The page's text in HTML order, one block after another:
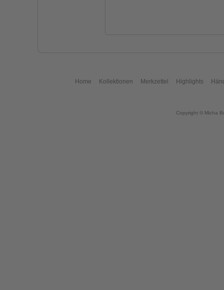
Home Kollektionen Merkzettel Highlights
Copyright © Micha